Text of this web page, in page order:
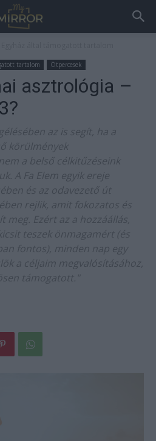
tartalom Ötpercesek
asztrológia –
az is segít, ha a
körülmények
a belső célkitűzéseink
A Fa Elem egyik ereje
és az odavezető út
rejlik, amit fokozatos és
Ezért az a hozzáállás,
teszek önmagamért (és
fontos), minden nap egy
a céljaim megvalósításához,
támogatott."